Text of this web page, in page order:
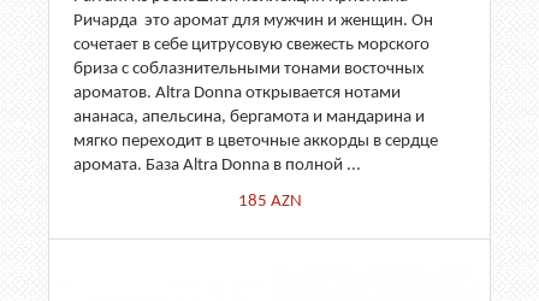
Ричарда это аромат для мужчин и женщин. Он
сочетает в себе цитрусовую свежесть морского
бриза с соблазнительными тонами восточных
ароматов. Altra Donna открывается нотами
ананаса, апельсина, бергамота и мандарина и
мягко переходит в цветочные аккорды в сердце
аромата. База Altra Donna в полной ...
185 AZN